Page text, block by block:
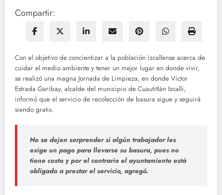
Compartir:
Con el objetivo de concientizar a la población izcallense acerca de
cuidar el medio ambiente y tener un mejor lugar en donde vivir,
se realizó una magna Jornada de Limpieza, en donde Víctor
Estrada Garibay, alcalde del municipio de Cuautitlán Izcalli,
informó que el servicio de recolección de basura sigue y seguirá
siendo gratis.
No se dejen sorprender si algún trabajador les
exige un pago para llevarse su basura, pues no
tiene costo y por el contrario el ayuntamiento está
obligado a prestar el servicio, agregó.